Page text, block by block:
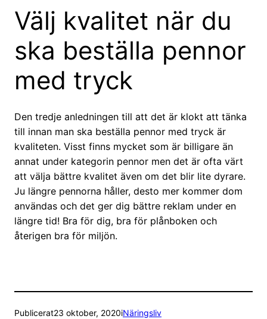
Välj kvalitet när du
ska beställa pennor
med tryck
Den tredje anledningen till att det är klokt att tänka
till innan man ska beställa pennor med tryck är
kvaliteten. Visst finns mycket som är billigare än
annat under kategorin pennor men det är ofta värt
att välja bättre kvalitet även om det blir lite dyrare.
Ju längre pennorna håller, desto mer kommer dom
användas och det ger dig bättre reklam under en
längre tid! Bra för dig, bra för plånboken och
återigen bra för miljön.
Publicerat23 oktober, 2020iNäringsliv